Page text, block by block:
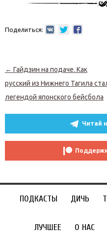
Поделиться:
Навигация по записям
← Гайдзин на подаче. Как
русский из Нижнего Тагила
легендой японского бейсбола
Читай
ПОДКАСТЫ ДИЧЬ
ЛУЧШЕЕ О НАС